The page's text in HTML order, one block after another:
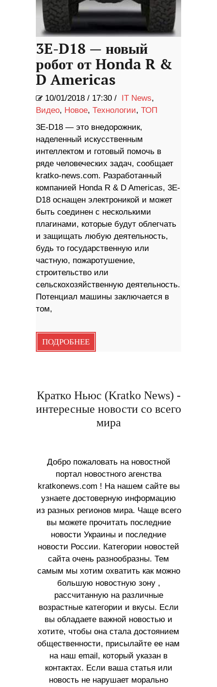
3E-D18 — новый
робот от Honda R &
D Americas
10/01/2018 / 17:30 / IT News,
Видео, Новое, Технологии, ТОП
3E-D18 — это внедорожник,
наделенный искусственным
интеллектом и готовый помочь в
ряде человеческих задач, сообщает
kratko-news.com. Разработанный
компанией Honda R & D Americas, 3E-
D18 оснащен электроникой и может
быть соединен с несколькими
плагинами, которые будут облегчать
и защищать любую деятельность,
будь то государственную или
частную, пожаротушение,
строительство или
сельскохозяйственную деятельность.
Потенциал машины заключается в
том,
ПОДРОБНЕЕ
Кратко Ньюс (Kratko News) -
интересные новости со всего
мира
Добро пожаловать на новостной
портал новостного агенства
kratkonews.com ! На нашем сайте вы
узнаете достоверную информацию
из разных регионов мира. Чаще всего
вы можете прочитать последние
новости Украины и последние
новости России. Категории новостей
сайта очень разнообразны. Тем
самым мы хотим охватить как можно
большую новостную зону ,
рассчитанную на различные
возрастные категории и вкусы. Если
вы обладаете важной новостью и
хотите, чтобы она стала достоянием
общественности, присылайте ее нам
на наш email, который указан в
контактах. Если ваша статья или
новость не нарушает морально